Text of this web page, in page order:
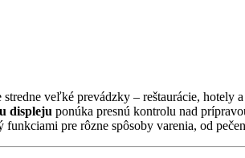
veľké prevádzky – reštaurácie, hotely
displeju ponúka presnú kontrolu nad
funkciami pre rôzne spôsoby varenia, od